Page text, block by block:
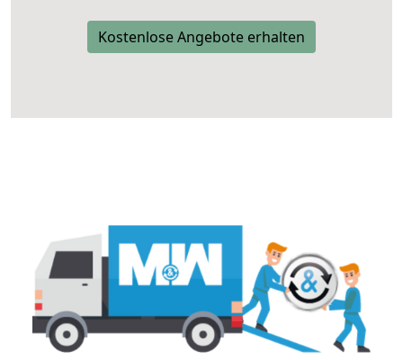
Kostenlose Angebote erhalten